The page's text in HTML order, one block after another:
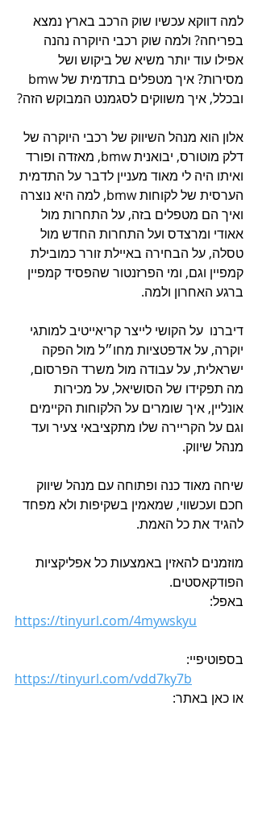
למה דווקא עכשיו שוק הרכב בארץ נמצא
בפריחה? ולמה שוק רכבי היוקרה נהנה
אפילו עוד יותר משיא של ביקוש ושל
ובכלל, איך משווקים לסגמנט המבוקש הזה?
אלון הוא מנהל השיווק של רכבי היוקרה של
דלק מוטורס, יבואנית bmw, מאזדה ופורד
ואיתו היה לי מאוד מעניין לדבר על התדמית
הערסית של לקוחות bmw, למה היא נוצרה
ואיך הם מטפלים בזה, על התחרות מול
אאודי ומרצדס ועל התחרות החדש מול
טסלה, על הבחירה באיילת זורר כמובילת
קמפיין וגם, ומי הפרזנטור שהפסיד קמפיין
ברגע האחרון ולמה.
דיברנו  על הקושי לייצר קריאייטיב למותגי
יוקרה, על אדפטציות מחו״ל מול הפקה
ישראלית, על עבודה מול משרד הפרסום,
מה תפקידו של הסושיאל, על מכירות
אונליין, איך שומרים על הלקוחות הקיימים
וגם על הקריירה שלו מתקציבאי צעיר ועד
מנהל שיווק.
שיחה מאוד כנה ופתוחה עם מנהל שיווק
חכם ועכשווי, שמאמין בשקיפות ולא מפחד
להגיד את כל האמת.
מוזמנים להאזין באמצעות כל אפליקציות
הפודקאסטים.
באפל:
https://tinyurl.com/4mywskyu
בספוטיפיי:
https://tinyurl.com/vdd7ky7b
או כאן באתר: